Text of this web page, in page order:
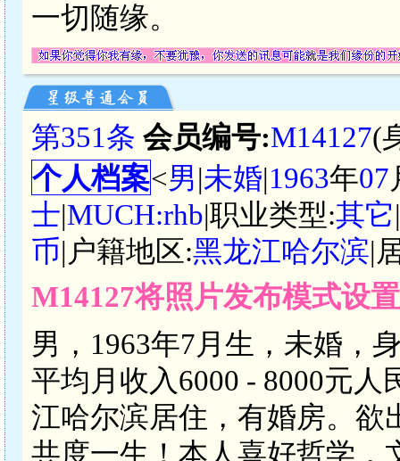
一切随缘。
第351条 会员编号:M14127(
个人档案<男|未婚|1963年07
士|MUCH:rhb|职业类型:其它
币|户籍地区:黑龙江哈尔滨|
M14127将照片发布模式设
男，1963年7月生，未婚，
平均月收入6000 - 8000元
江哈尔滨居住，有婚房。欲
共度一生！本人喜好哲学，